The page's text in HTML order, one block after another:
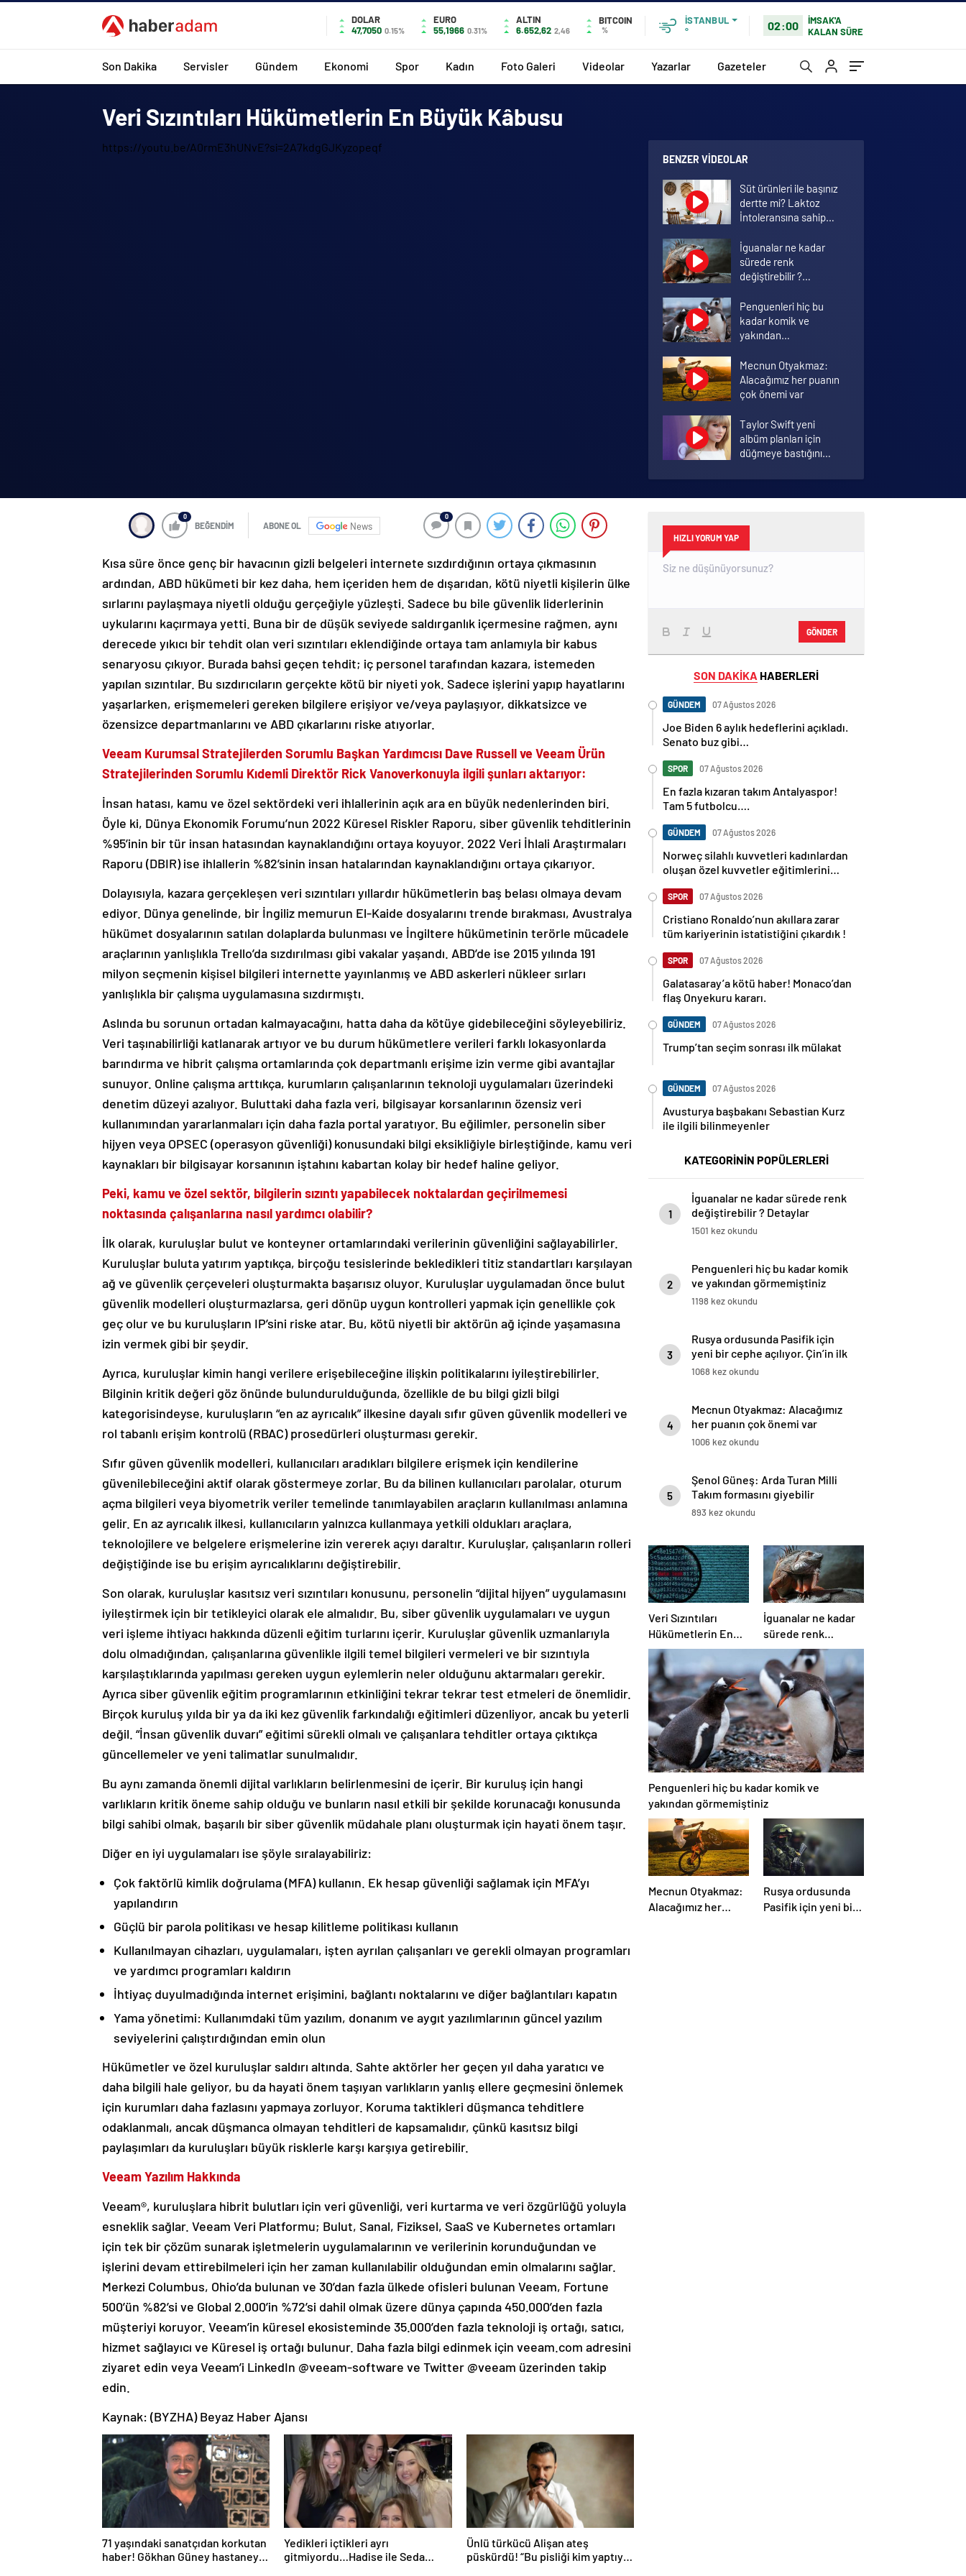
DOLAR
47,7050 0.15%
EURO
55,1966 0.31%
ALTIN
6.652,62 2,46
BITCOIN
%
İSTANBUL
°
02:00
İMSAK'A
KALAN SÜRE
Son Dakika Servisler Gündem Ekonomi Spor Kadın Foto Galeri Videolar Yazarlar Gazeteler
Veri Sızıntıları Hükümetlerin En Büyük Kâbusu
https://youtu.be/A0rmE3hUNvE?si=2A7kdgGJKyzopeqf
BENZER VIDEOLAR
Süt ürünleri ile başınız
dertte mi? Laktoz
İntoleransına sahip
İguanalar ne kadar
sürede renk
değiştirebilir ?
Penguenleri hiç bu
kadar komik ve
yakından
Mecnun Otyakmaz:
Alacağımız her puanın
çok önemi var
Taylor Swift yeni
albüm planları için
düğmeye bastığını
duyurdu!
Bu kış kombinlere
doyacağınız onlarca
detay.
0
BEĞENDİM ABONE OL News
0
Kısa süre önce genç bir havacının gizli belgeleri internete sızdırdığının ortaya çıkmasının
ardından, ABD hükümeti bir kez daha, hem içeriden hem de dışarıdan, kötü niyetli kişilerin ülke
sırlarını paylaşmaya niyetli olduğu gerçeğiyle yüzleşti. Sadece bu bile güvenlik liderlerinin
uykularını kaçırmaya yetti. Buna bir de düşük seviyede saldırganlık içermesine rağmen, aynı
derecede yıkıcı bir tehdit olan veri sızıntıları eklendiğinde ortaya tam anlamıyla bir kabus
senaryosu çıkıyor. Burada bahsi geçen tehdit; iç personel tarafından kazara, istemeden
yapılan sızıntılar. Bu sızdırıcıların gerçekte kötü bir niyeti yok. Sadece işlerini yapıp hayatlarını
yaşarlarken, erişmemeleri gereken bilgilere erişiyor ve/veya paylaşıyor, dikkatsizce ve
özensizce departmanlarını ve ABD çıkarlarını riske atıyorlar.
Veeam Kurumsal Stratejilerden Sorumlu Başkan Yardımcısı Dave Russell ve Veeam Ürün
Stratejilerinden Sorumlu Kıdemli Direktör Rick Vanoverkonuyla ilgili şunları aktarıyor:
İnsan hatası, kamu ve özel sektördeki veri ihlallerinin açık ara en büyük nedenlerinden biri.
Öyle ki, Dünya Ekonomik Forumu’nun 2022 Küresel Riskler Raporu, siber güvenlik tehditlerinin
%95’inin bir tür insan hatasından kaynaklandığını ortaya koyuyor. 2022 Veri İhlali Araştırmaları
Raporu (DBIR) ise ihlallerin %82’sinin insan hatalarından kaynaklandığını ortaya çıkarıyor.
Dolayısıyla, kazara gerçekleşen veri sızıntıları yıllardır hükümetlerin baş belası olmaya devam
ediyor. Dünya genelinde, bir İngiliz memurun El-Kaide dosyalarını trende bırakması, Avustralya
hükümet dosyalarının satılan dolaplarda bulunması ve İngiltere hükümetinin terörle mücadele
araçlarının yanlışlıkla Trello’da sızdırılması gibi vakalar yaşandı. ABD’de ise 2015 yılında 191
milyon seçmenin kişisel bilgileri internette yayınlanmış ve ABD askerleri nükleer sırları
yanlışlıkla bir çalışma uygulamasına sızdırmıştı.
Aslında bu sorunun ortadan kalmayacağını, hatta daha da kötüye gidebileceğini söyleyebiliriz.
Veri taşınabilirliği katlanarak artıyor ve bu durum hükümetlere verileri farklı lokasyonlarda
barındırma ve hibrit çalışma ortamlarında çok departmanlı erişime izin verme gibi avantajlar
sunuyor. Online çalışma arttıkça, kurumların çalışanlarının teknoloji uygulamaları üzerindeki
denetim düzeyi azalıyor. Buluttaki daha fazla veri, bilgisayar korsanlarının özensiz veri
kullanımından yararlanmaları için daha fazla portal yaratıyor. Bu eğilimler, personelin siber
hijyen veya OPSEC (operasyon güvenliği) konusundaki bilgi eksikliğiyle birleştiğinde, kamu veri
kaynakları bir bilgisayar korsanının iştahını kabartan kolay bir hedef haline geliyor.
Peki, kamu ve özel sektör, bilgilerin sızıntı yapabilecek noktalardan geçirilmemesi
noktasında çalışanlarına nasıl yardımcı olabilir?
İlk olarak, kuruluşlar bulut ve konteyner ortamlarındaki verilerinin güvenliğini sağlayabilirler.
Kuruluşlar buluta yatırım yaptıkça, birçoğu tesislerinde bekledikleri titiz standartları karşılayan
ağ ve güvenlik çerçeveleri oluşturmakta başarısız oluyor. Kuruluşlar uygulamadan önce bulut
güvenlik modelleri oluşturmazlarsa, geri dönüp uygun kontrolleri yapmak için genellikle çok
geç olur ve bu kuruluşların IP’sini riske atar. Bu, kötü niyetli bir aktörün ağ içinde yaşamasına
izin vermek gibi bir şeydir.
Ayrıca, kuruluşlar kimin hangi verilere erişebileceğine ilişkin politikalarını iyileştirebilirler.
Bilginin kritik değeri göz önünde bulundurulduğunda, özellikle de bu bilgi gizli bilgi
kategorisindeyse, kuruluşların “en az ayrıcalık” ilkesine dayalı sıfır güven güvenlik modelleri ve
rol tabanlı erişim kontrolü (RBAC) prosedürleri oluşturması gerekir.
Sıfır güven güvenlik modelleri, kullanıcıları aradıkları bilgilere erişmek için kendilerine
güvenilebileceğini aktif olarak göstermeye zorlar. Bu da bilinen kullanıcıları parolalar, oturum
açma bilgileri veya biyometrik veriler temelinde tanımlayabilen araçların kullanılması anlamına
gelir. En az ayrıcalık ilkesi, kullanıcıların yalnızca kullanmaya yetkili oldukları araçlara,
teknolojilere ve belgelere erişmelerine izin vererek açıyı daraltır. Kuruluşlar, çalışanların rolleri
değiştiğinde ise bu erişim ayrıcalıklarını değiştirebilir.
Son olarak, kuruluşlar kasıtsız veri sızıntıları konusunu, personelin “dijital hijyen” uygulamasını
iyileştirmek için bir tetikleyici olarak ele almalıdır. Bu, siber güvenlik uygulamaları ve uygun
veri işleme ihtiyacı hakkında düzenli eğitim turlarını içerir. Kuruluşlar güvenlik uzmanlarıyla
dolu olmadığından, çalışanlarına güvenlikle ilgili temel bilgileri vermeleri ve bir sızıntıyla
karşılaştıklarında yapılması gereken uygun eylemlerin neler olduğunu aktarmaları gerekir.
Ayrıca siber güvenlik eğitim programlarının etkinliğini tekrar tekrar test etmeleri de önemlidir.
Birçok kuruluş yılda bir ya da iki kez güvenlik farkındalığı eğitimleri düzenliyor, ancak bu yeterli
değil. “İnsan güvenlik duvarı” eğitimi sürekli olmalı ve çalışanlara tehditler ortaya çıktıkça
güncellemeler ve yeni talimatlar sunulmalıdır.
Bu aynı zamanda önemli dijital varlıkların belirlenmesini de içerir. Bir kuruluş için hangi
varlıkların kritik öneme sahip olduğu ve bunların nasıl etkili bir şekilde korunacağı konusunda
bilgi sahibi olmak, başarılı bir siber güvenlik müdahale planı oluşturmak için hayati önem taşır.
Diğer en iyi uygulamaları ise şöyle sıralayabiliriz:
Çok faktörlü kimlik doğrulama (MFA) kullanın. Ek hesap güvenliği sağlamak için MFA’yı
yapılandırın
Güçlü bir parola politikası ve hesap kilitleme politikası kullanın
Kullanılmayan cihazları, uygulamaları, işten ayrılan çalışanları ve gerekli olmayan programları
ve yardımcı programları kaldırın
İhtiyaç duyulmadığında internet erişimini, bağlantı noktalarını ve diğer bağlantıları kapatın
Yama yönetimi: Kullanımdaki tüm yazılım, donanım ve aygıt yazılımlarının güncel yazılım
seviyelerini çalıştırdığından emin olun
Hükümetler ve özel kuruluşlar saldırı altında. Sahte aktörler her geçen yıl daha yaratıcı ve
daha bilgili hale geliyor, bu da hayati önem taşıyan varlıkların yanlış ellere geçmesini önlemek
için kurumları daha fazlasını yapmaya zorluyor. Koruma taktikleri düşmanca tehditlere
odaklanmalı, ancak düşmanca olmayan tehditleri de kapsamalıdır, çünkü kasıtsız bilgi
paylaşımları da kuruluşları büyük risklerle karşı karşıya getirebilir.
Veeam Yazılım Hakkında
Veeam®, kuruluşlara hibrit bulutları için veri güvenliği, veri kurtarma ve veri özgürlüğü yoluyla
esneklik sağlar. Veeam Veri Platformu; Bulut, Sanal, Fiziksel, SaaS ve Kubernetes ortamları
için tek bir çözüm sunarak işletmelerin uygulamalarının ve verilerinin korunduğundan ve
işlerini devam ettirebilmeleri için her zaman kullanılabilir olduğundan emin olmalarını sağlar.
Merkezi Columbus, Ohio’da bulunan ve 30’dan fazla ülkede ofisleri bulunan Veeam, Fortune
500’ün %82’si ve Global 2.000’in %72’si dahil olmak üzere dünya çapında 450.000’den fazla
müşteriyi koruyor. Veeam’in küresel ekosisteminde 35.000’den fazla teknoloji iş ortağı, satıcı,
hizmet sağlayıcı ve Küresel iş ortağı bulunur. Daha fazla bilgi edinmek için veeam.com adresini
ziyaret edin veya Veeam’i LinkedIn @veeam-software ve Twitter @veeam üzerinden takip
edin.
Kaynak: (BYZHA) Beyaz Haber Ajansı
71 yaşındaki sanatçıdan korkutan
haber! Gökhan Güney hastaneye
Yedikleri içtikleri ayrı
gitmiyordu…Hadise ile Seda
Ünlü türkücü Alişan ateş
püskürdü! “Bu pisliği kim yaptıysa
HIZLI YORUM YAP
GÖNDER
SON DAKİKA HABERLERİ
GÜNDEM 07 Ağustos 2026
Joe Biden 6 aylık hedeflerini açıkladı.
Senato buz gibi…
SPOR 07 Ağustos 2026
En fazla kızaran takım Antalyaspor!
Tam 5 futbolcu….
GÜNDEM 07 Ağustos 2026
Norweç silahlı kuvvetleri kadınlardan
oluşan özel kuvvetler eğitimlerini
SPOR 07 Ağustos 2026
Cristiano Ronaldo’nun akıllara zarar
tüm kariyerinin istatistiğini çıkardık !
SPOR 07 Ağustos 2026
Galatasaray’a kötü haber! Monaco’dan
flaş Onyekuru kararı.
GÜNDEM 07 Ağustos 2026
Trump’tan seçim sonrası ilk mülakat
GÜNDEM 07 Ağustos 2026
Avusturya başbakanı Sebastian Kurz
ile ilgili bilinmeyenler
KATEGORİNİN POPÜLERLERİ
1
İguanalar ne kadar sürede renk
değiştirebilir ? Detaylar
burada…
1501 kez okundu
2
Penguenleri hiç bu kadar komik
ve yakından görmemiştiniz
1198 kez okundu
3
Rusya ordusunda Pasifik için
yeni bir cephe açılıyor. Çin’in ilk
tepkisi!
1068 kez okundu
4
Mecnun Otyakmaz: Alacağımız
her puanın çok önemi var
1006 kez okundu
5
Şenol Güneş: Arda Turan Milli
Takım formasını giyebilir
893 kez okundu
Veri Sızıntıları
Hükümetlerin En
Büyük Kâbusu
İguanalar ne kadar
sürede renk
değiştirebilir ?
Detaylar burada…
Penguenleri hiç bu kadar komik ve
yakından görmemiştiniz
Mecnun Otyakmaz:
Alacağımız her
Rusya ordusunda
Pasifik için yeni bir